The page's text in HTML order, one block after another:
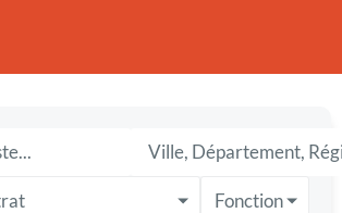
Fonction